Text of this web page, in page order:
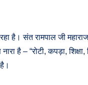
है। संत रामपाल जी
है – “रोटी, कपड़ा,